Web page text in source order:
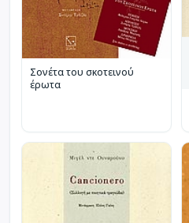
Σονέτα του σκοτεινού
έρωτα